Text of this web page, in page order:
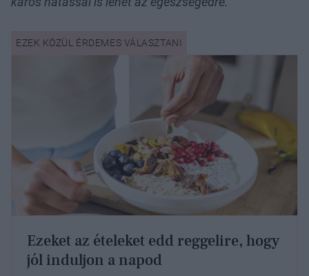
Ezeket az ételeket edd reggelire, hogy
jól induljon a napod